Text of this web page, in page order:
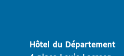
Hôtel du Département